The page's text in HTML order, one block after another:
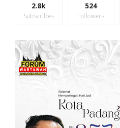
2.8k
Subscribes
524
Followers